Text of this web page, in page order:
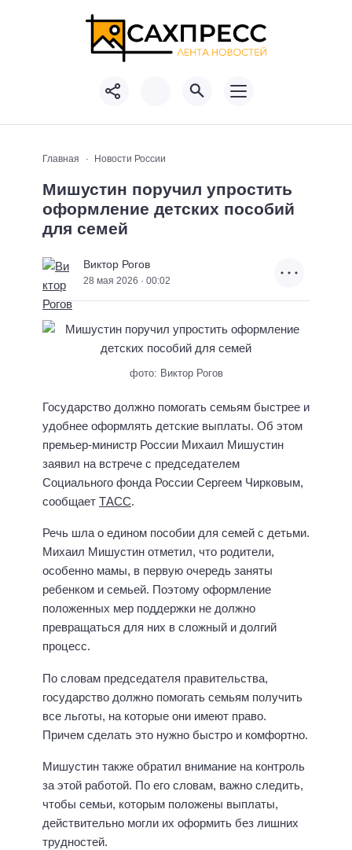
Главная Новости России
Мишустин поручил упростить
оформление детских пособий
для семей
Виктор Рогов
28 мая 2026 · 00:02
фото: Виктор Рогов
Государство должно помогать семьям быстрее и
удобнее оформлять детские выплаты. Об этом
премьер-министр России Михаил Мишустин
заявил на встрече с председателем
Социального фонда России Сергеем Чирковым,
сообщает ТАСС.
Речь шла о едином пособии для семей с детьми.
Михаил Мишустин отметил, что родители,
особенно мамы, в первую очередь заняты
ребенком и семьей. Поэтому оформление
положенных мер поддержки не должно
превращаться для них в сложный и долгий
процесс.
По словам председателя правительства,
государство должно помогать семьям получить
все льготы, на которые они имеют право.
Причем сделать это нужно быстро и комфортно.
Мишустин также обратил внимание на контроль
за этой работой. По его словам, важно следить,
чтобы семьи, которым положены выплаты,
действительно могли их оформить без лишних
трудностей.